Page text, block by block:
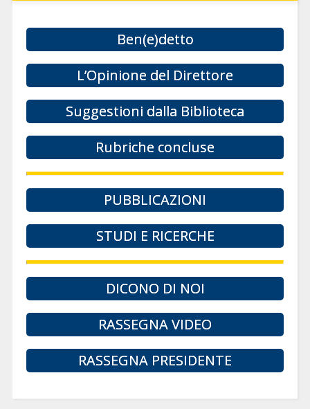
Ben(e)detto
L’Opinione del Direttore
Suggestioni dalla Biblioteca
Rubriche concluse
PUBBLICAZIONI
STUDI E RICERCHE
DICONO DI NOI
RASSEGNA VIDEO
RASSEGNA PRESIDENTE